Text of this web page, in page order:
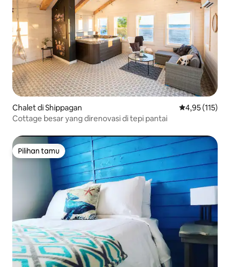
Chalet di Shippagan Nilai rata-rata
4,95 (115)
Cottage besar yang direnovasi di tepi pantai
Pilihan tamu
Pilihan tamu